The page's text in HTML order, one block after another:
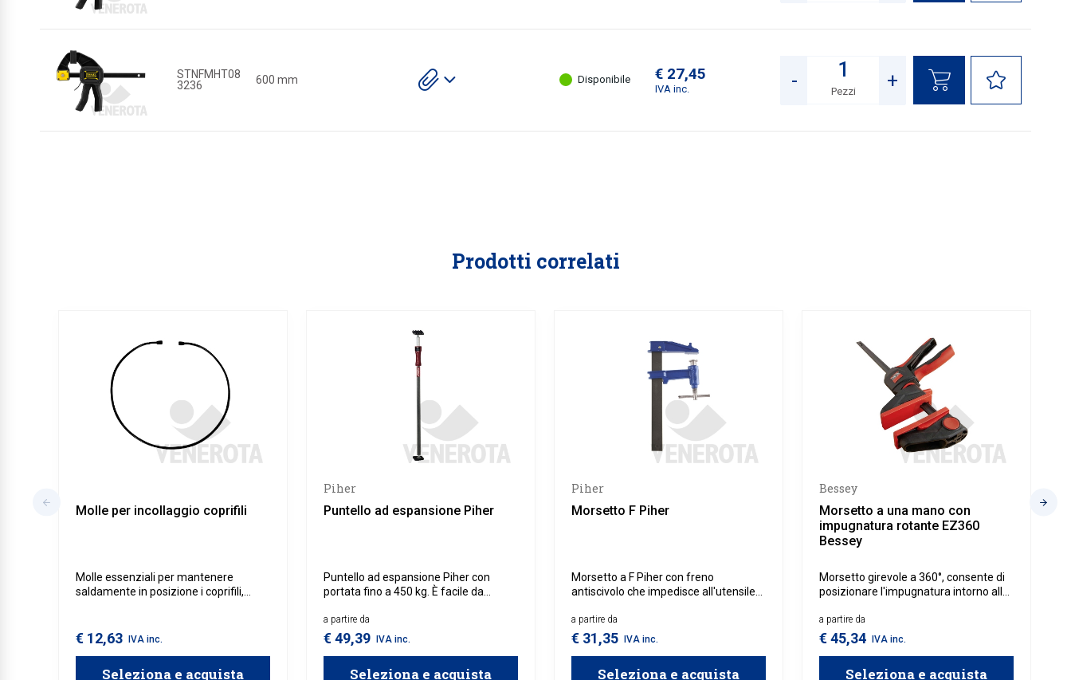
STNFMHT08
3236
600 mm Disponibile € 27,45
IVA inc. - +
Pezzi
Prodotti correlati
Molle per incollaggio coprifili
Molle essenziali per mantenere
saldamente in posizione i coprifili,
giunzioni tra pareti, soffitti e pavimenti.
€ 12,63 IVA inc.
Seleziona e acquista
Piher
Puntello ad espansione Piher
Puntello ad espansione Piher con
portata fino a 450 kg. È facile da
agenti atmosferici.
a partire da
€ 49,39 IVA inc.
Seleziona e acquista
Piher
Morsetto F Piher
Morsetto a F Piher con freno
antiscivolo che impedisce all'utensile
a partire da
€ 31,35 IVA inc.
Seleziona e acquista
Bessey
Morsetto a una mano con
impugnatura rotante EZ360
Bessey
Morsetto girevole a 360°, consente di
posizionare l'impugnatura intorno alla
morsetto, con forza di serraggio fino a
140 kg.
a partire da
€ 45,34 IVA inc.
Seleziona e acquista